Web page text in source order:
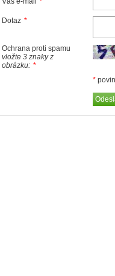
Dotaz *
Ochrana proti spamu
vložte 3 znaky z
obrázku: *
*